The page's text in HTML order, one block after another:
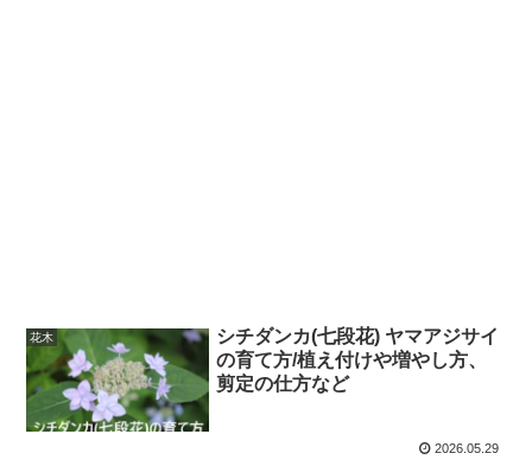
花木
シチダンカ(七段花) ヤマアジサイ
の育て方/植え付けや増やし方、
剪定の仕方など
2026.05.29